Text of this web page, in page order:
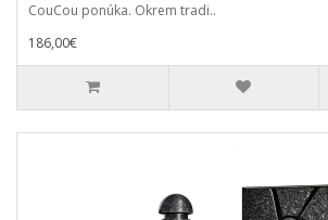
CouCou ponúka. Okrem tradi..
186,00€